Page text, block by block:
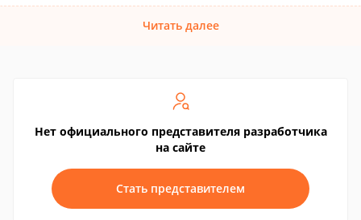
Читать далее
Нет официального представителя разработчика
на сайте
Стать представителем